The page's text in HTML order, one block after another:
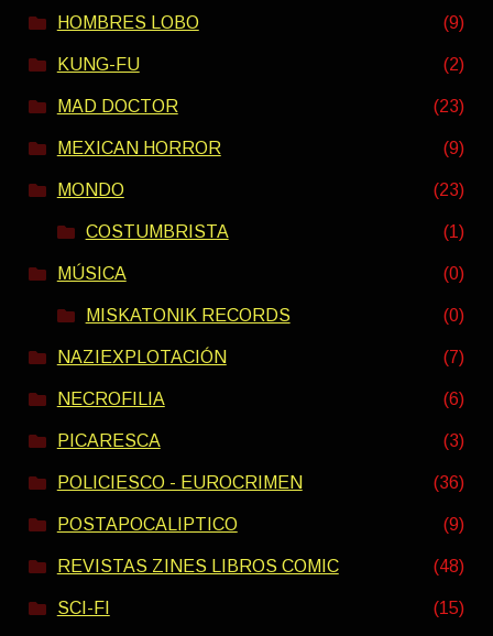
HOMBRES LOBO (9)
KUNG-FU (2)
MAD DOCTOR (23)
MEXICAN HORROR (9)
MONDO (23)
COSTUMBRISTA (1)
MÚSICA (0)
MISKATONIK RECORDS (0)
NAZIEXPLOTACIÓN (7)
NECROFILIA (6)
PICARESCA (3)
POLICIESCO - EUROCRIMEN (36)
POSTAPOCALIPTICO (9)
REVISTAS ZINES LIBROS COMIC (48)
SCI-FI (15)